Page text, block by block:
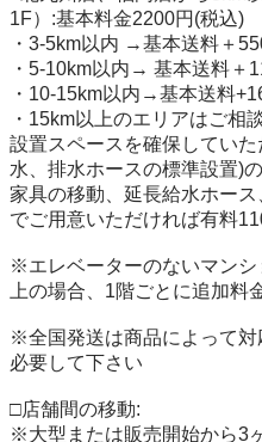
1F）:基本料金2200円(税込)
・3-5km以内 →基本送料＋
・5-10km以内→ 基本送料＋
・10-15km以内→基本送料
・15km以上のエリアはご相
設置スペースを確保してい
水、排水ホースの標準設置)
家具の移動、延長給水ホー
でご用意いただければ有料
※エレベーターのないマンシ
上の場合、1階ごとに追加料
※全国発送は商品によって
必要して下さい
□店舗間の移動:
※大型または販売開始から3